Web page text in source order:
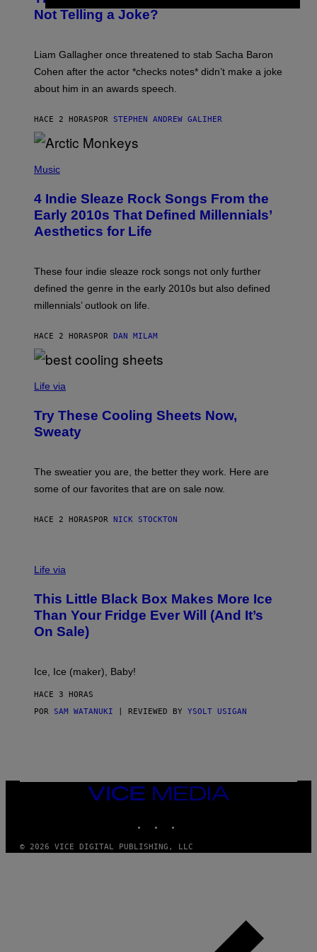
Y
D
S
I
P
N
/
W
R
E
M
G
E
/
T
Y
I
G
S
Not Telling a Joke?
Liam Gallagher once threatened to stab Sacha Baron
Cohen after the actor *checks notes* didn’t make a joke
about him in an awards speech.
HACE 2 HORAS POR STEPHEN ANDREW GALIHER
H
O
B
Y
F
M
A
I
C
O
M
F
I
M
M
A
Music
4 Indie Sleaze Rock Songs From the
Early 2010s That Defined Millennials’
Aesthetics for Life
These four indie sleaze rock songs not only further
defined the genre in the early 2010s but also defined
millennials’ outlook on life.
HACE 2 HORAS POR DAN MILAM
O
R
T
A
E
Life via
Try These Cooling Sheets Now,
Sweaty
The sweatier you are, the better they work. Here are
some of our favorites that are on sale now.
HACE 2 HORAS POR NICK STOCKTON
I
E
C
T
I
Life via
This Little Black Box Makes More Ice
Than Your Fridge Ever Will (And It’s
On Sale)
Ice, Ice (maker), Baby!
HACE 3 HORAS
POR SAM WATANUKI | REVIEWED BY YSOLT USIGAN
VICE
MEDIA
© 2026 VICE DIGITAL PUBLISHING, LLC